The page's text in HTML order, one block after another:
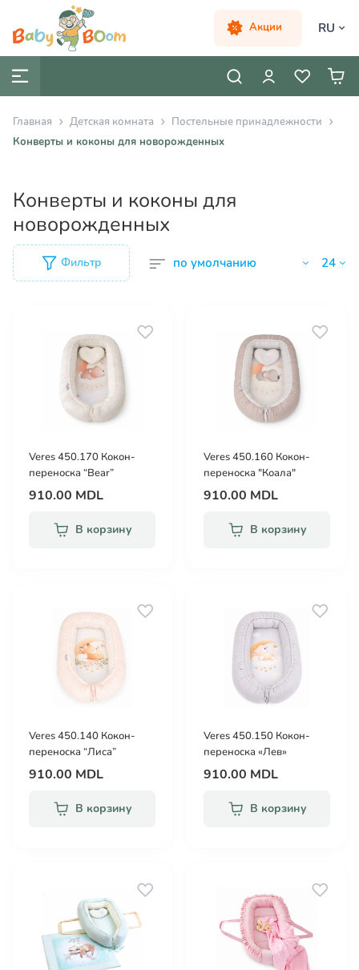
Акции RU
Главная Детская комната
Постельные принадлежности
Конверты и коконы для новорожденных
Конверты и коконы для
новорожденных
Фильтр
Veres 450.170 Кокон-
переноска “Bear”
910.00 MDL
В корзину
Veres 450.160 Кокон-
переноска "Коала"
910.00 MDL
В корзину
Veres 450.140 Кокон-
переноска “Лиса”
910.00 MDL
В корзину
Veres 450.150 Кокон-
переноска «Лев»
910.00 MDL
В корзину